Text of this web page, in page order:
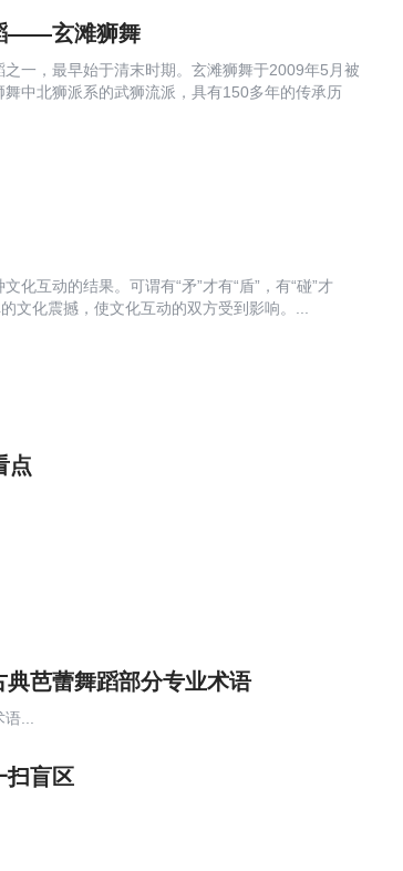
——玄滩狮舞
一，最早始于清末时期。玄滩狮舞于2009年5月被
中北狮派系的武狮流派，具有150多年的传承历
化互动的结果。可谓有“矛”才有“盾”，有“碰”才
文化震撼，使文化互动的双方受到影响。...
点
典芭蕾舞蹈部分专业术语
...
扫盲区